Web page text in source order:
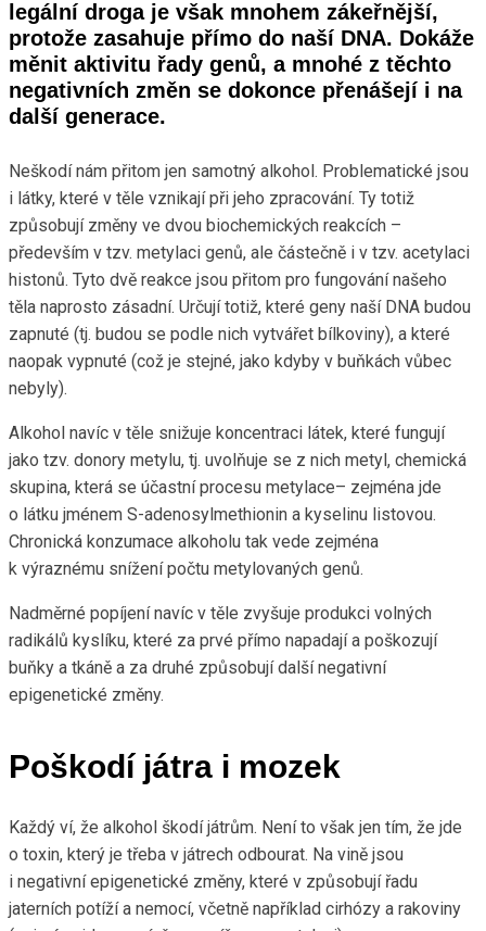
legální droga je však mnohem zákeřnější,
protože zasahuje přímo do naší DNA. Dokáže
měnit aktivitu řady genů, a mnohé z těchto
negativních změn se dokonce přenášejí i na
další generace.
Neškodí nám přitom jen samotný alkohol. Problematické jsou
i látky, které v těle vznikají při jeho zpracování. Ty totiž
způsobují změny ve dvou biochemických reakcích –
především v tzv. metylaci genů, ale částečně i v tzv. acetylaci
histonů. Tyto dvě reakce jsou přitom pro fungování našeho
těla naprosto zásadní. Určují totiž, které geny naší DNA budou
zapnuté (tj. budou se podle nich vytvářet bílkoviny), a které
naopak vypnuté (což je stejné, jako kdyby v buňkách vůbec
nebyly).
Alkohol navíc v těle snižuje koncentraci látek, které fungují
jako tzv. donory metylu, tj. uvolňuje se z nich metyl, chemická
skupina, která se účastní procesu metylace– zejména jde
o látku jménem S-adenosylmethionin a kyselinu listovou.
Chronická konzumace alkoholu tak vede zejména
k výraznému snížení počtu metylovaných genů.
Nadměrné popíjení navíc v těle zvyšuje produkci volných
radikálů kyslíku, které za prvé přímo napadají a poškozují
buňky a tkáně a za druhé způsobují další negativní
epigenetické změny.
Poškodí játra i mozek
Každý ví, že alkohol škodí játrům. Není to však jen tím, že jde
o toxin, který je třeba v játrech odbourat. Na vině jsou
i negativní epigenetické změny, které v způsobují řadu
jaterních potíží a nemocí, včetně například cirhózy a rakoviny